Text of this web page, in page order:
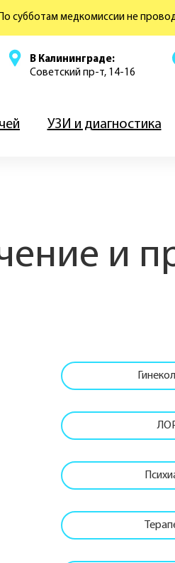
субботам медкомиссии не
В Калининграде:
Советский пр-т, 14-16
УЗИ и диагностика
и